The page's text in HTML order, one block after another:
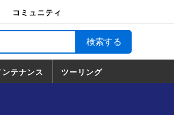
コミュニティ
ンテナンス ツーリング